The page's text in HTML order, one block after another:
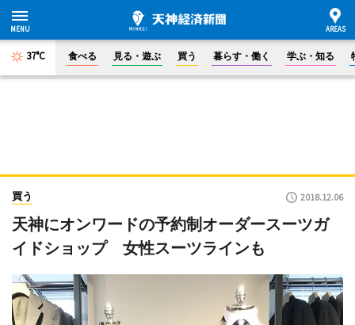
37°C 食べる 見る・遊ぶ 買う 暮らす・働く 学ぶ・知る
買う 2018.12.06
天神にオンワードの予約制オーダースーツガ
イドショップ 女性スーツラインも